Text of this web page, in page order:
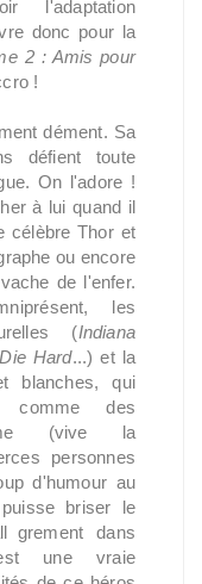
l'adaptation
donc pour la
2 : Amis pour
!
dément. Sa
défient toute
On l'adore !
à lui quand il
célèbre Thor et
ou encore
de l'enfer.
les
(Indiana
Die Hard...) et la
blanches, qui
comme des
(vive la
personnes
d'humour au
briser le
grement dans
une vraie